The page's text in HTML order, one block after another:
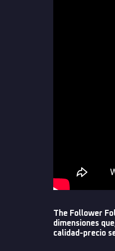
The Follower
dimensiones
calidad-precio